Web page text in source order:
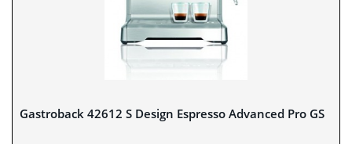
Gastroback 42612 S Design Espresso Advanced Pro GS